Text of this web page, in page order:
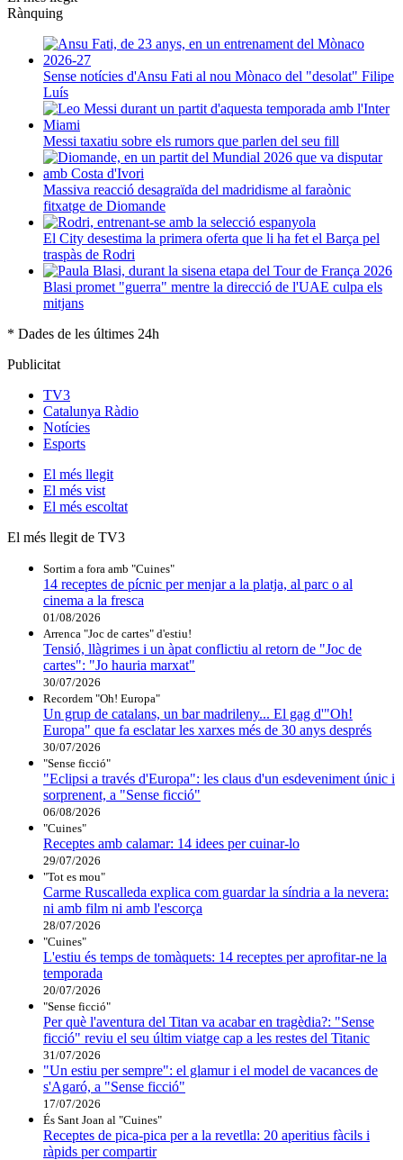
Rànquing
Sense notícies d'Ansu Fati al nou Mònaco del "desolat" Filipe
Luís
Messi taxatiu sobre els rumors que parlen del seu fill
Massiva reacció desagraïda del madridisme al faraònic
fitxatge de Diomande
El City desestima la primera oferta que li ha fet el Barça pel
traspàs de Rodri
Blasi promet "guerra" mentre la direcció de l'UAE culpa els
mitjans
* Dades de les últimes 24h
Publicitat
TV3
Catalunya Ràdio
Notícies
Esports
El més llegit
El més vist
El més escoltat
El més llegit de TV3
Sortim a fora amb "Cuines"
14 receptes de pícnic per menjar a la platja, al parc o al
cinema a la fresca
01/08/2026
Arrenca "Joc de cartes" d'estiu!
Tensió, llàgrimes i un àpat conflictiu al retorn de "Joc de
cartes": "Jo hauria marxat"
30/07/2026
Recordem "Oh! Europa"
Un grup de catalans, un bar madrileny... El gag d'"Oh!
Europa" que fa esclatar les xarxes més de 30 anys després
30/07/2026
"Sense ficció"
"Eclipsi a través d'Europa": les claus d'un esdeveniment únic i
sorprenent, a "Sense ficció"
06/08/2026
"Cuines"
Receptes amb calamar: 14 idees per cuinar-lo
29/07/2026
"Tot es mou"
Carme Ruscalleda explica com guardar la síndria a la nevera:
ni amb film ni amb l'escorça
28/07/2026
"Cuines"
L'estiu és temps de tomàquets: 14 receptes per aprofitar-ne la
temporada
20/07/2026
"Sense ficció"
Per què l'aventura del Titan va acabar en tragèdia?: "Sense
ficció" reviu el seu últim viatge cap a les restes del Titanic
31/07/2026
"Un estiu per sempre": el glamur i el model de vacances de
s'Agaró, a "Sense ficció"
17/07/2026
És Sant Joan al "Cuines"
Receptes de pica-pica per a la revetlla: 20 aperitius fàcils i
ràpids per compartir